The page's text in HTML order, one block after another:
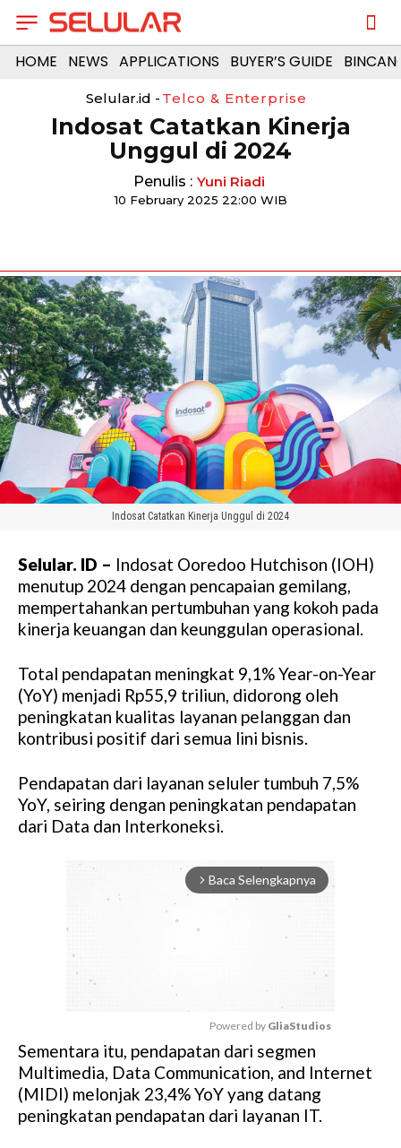
HOME NEWS APPLICATIONS BUYER’S GUIDE
Selular.id - Telco & Enterprise
Indosat Catatkan Kinerja
Unggul di 2024
Penulis : Yuni Riadi
10 February 2025 22:00 WIB
Indosat Catatkan Kinerja Unggul di 2024
Selular. ID – Indosat Ooredoo Hutchison (IOH)
menutup 2024 dengan pencapaian gemilang,
mempertahankan pertumbuhan yang kokoh pada
kinerja keuangan dan keunggulan operasional.
Total pendapatan meningkat 9,1% Year-on-Year
(YoY) menjadi Rp55,9 triliun, didorong oleh
peningkatan kualitas layanan pelanggan dan
kontribusi positif dari semua lini bisnis.
Pendapatan dari layanan seluler tumbuh 7,5%
YoY, seiring dengan peningkatan pendapatan
dari Data dan Interkoneksi.
arrow_forward_ios Baca Selengkapnya
M
u
t
e
Powered by GliaStudios
Sementara itu, pendapatan dari segmen
Multimedia, Data Communication, and Internet
(MIDI) melonjak 23,4% YoY yang datang
peningkatan pendapatan dari layanan IT.